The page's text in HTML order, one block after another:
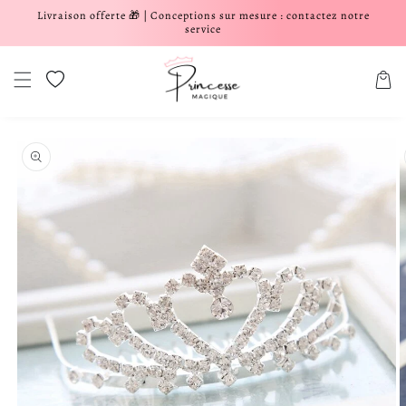
et passer au contenu
Livraison offerte 🎁 | Conceptions sur mesure : contactez notre
service
Liste de souhaits Panier
informations produits